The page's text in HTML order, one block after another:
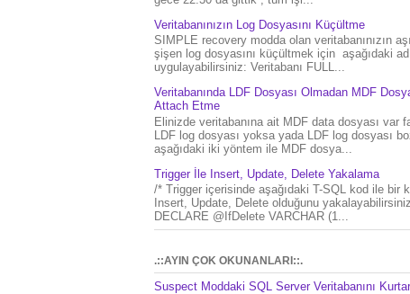
Veritabanınızın Log Dosyasını Küçültme
SIMPLE recovery modda olan veritabanınızın
şişen log dosyasını küçültmek için aşağıdaki
uygulayabilirsiniz: Veritabanı FULL...
Veritabanında LDF Dosyası Olmadan MDF
Attach Etme
Elinizde veritabanına ait MDF data dosyası var
LDF log dosyası yoksa yada LDF log dosyası
aşağıdaki iki yöntem ile MDF dosya...
Trigger İle Insert, Update, Delete Yakalama
/* Trigger içerisinde aşağıdaki T-SQL kod ile bir
Insert, Update, Delete olduğunu
DECLARE @IfDelete VARCHAR (1...
.::AYIN ÇOK OKUNANLARI::.
Suspect Moddaki SQL Server Veritabanını